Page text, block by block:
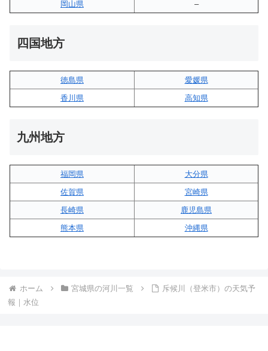
岡山県
–
四国地方
徳島県
愛媛県
香川県
高知県
九州地方
福岡県
大分県
佐賀県
宮崎県
長崎県
鹿児島県
熊本県
沖縄県
ホーム 宮城県の河川一覧
斥候川（登米市）の天気予
報｜水位